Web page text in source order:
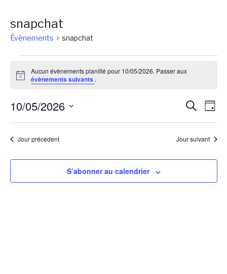
snapchat
Évènements snapchat
for
Notice
Aucun évènements planifié pour 10/05/2026. Passer aux
évènements suivants .
et
de
Jour
10/05/2026
Sélectionnez
uneJour précédent Jour suivant
S’abonner au calendrier